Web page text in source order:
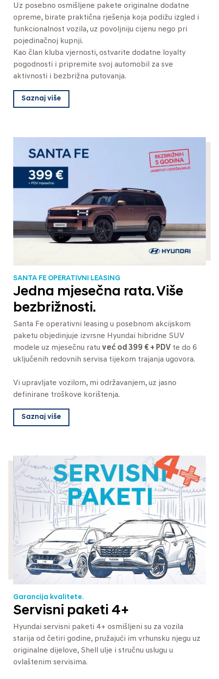
Uz posebno osmišljene pakete originalne dodatne
opreme, birate praktična rješenja koja podižu izgled i
funkcionalnost vozila, uz povoljniju cijenu nego pri
pojedinačnoj kupnji.
Kao član kluba vjernosti, ostvarite dodatne loyalty
pogodnosti i pripremite svoj automobil za sve
aktivnosti i bezbrižna putovanja.
Saznaj više
SANTA FE OPERATIVNI LEASING
Jedna mjesečna rata. Više
bezbrižnosti.
Santa Fe operativni leasing u posebnom akcijskom
paketu objedinjuje izvrsne Hyundai hibridne SUV
modele uz mjesečnu ratu već od 399 € + PDV te do 6
uključenih redovnih servisa tijekom trajanja ugovora.
Vi upravljate vozilom, mi održavanjem, uz jasno
definirane troškove korištenja.
Saznaj više
Garancija kvalitete.
Servisni paketi 4+
Hyundai servisni paketi 4+ osmišljeni su za vozila
starija od četiri godine, pružajući im vrhunsku njegu uz
originalne dijelove, Shell ulje i stručnu uslugu u
ovlaštenim servisima.